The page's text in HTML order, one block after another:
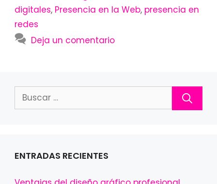
digitales, Presencia en la Web, presencia en
redes
Deja un comentario
Buscar:
ENTRADAS RECIENTES